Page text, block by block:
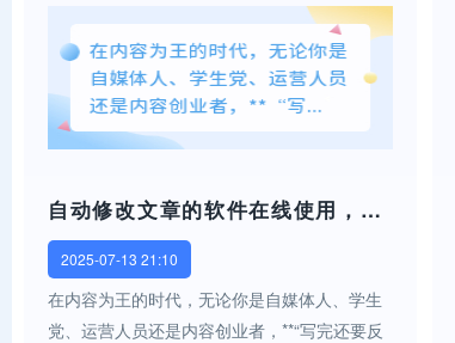
自动修改文章的软件在线使用，写作提效利器推荐！
2025-07-13 21:10
在内容为王的时代，无论你是自媒体人、学生
党、运营人员还是内容创业者，**“写完还要反